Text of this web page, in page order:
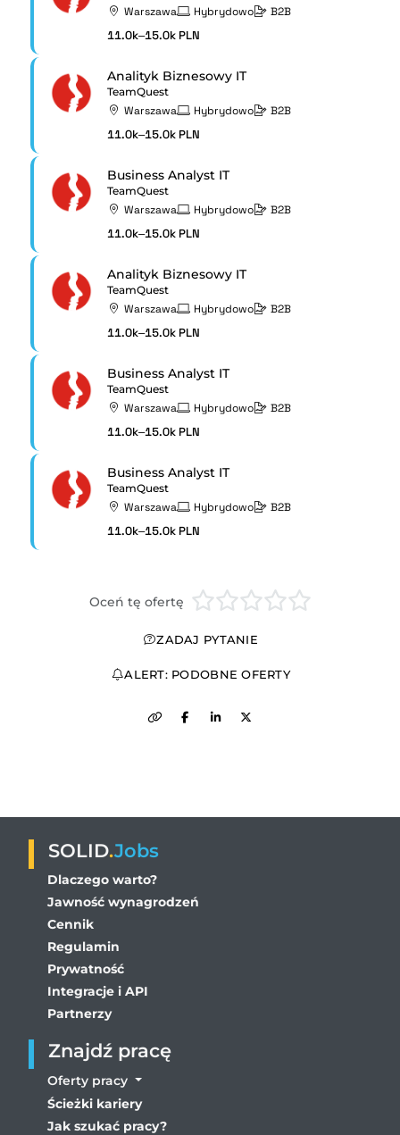
Warszawa Hybrydowo B2B
11.0k–15.0k PLN
Analityk Biznesowy IT
TeamQuest
Warszawa Hybrydowo B2B
11.0k–15.0k PLN
Business Analyst IT
TeamQuest
Warszawa Hybrydowo B2B
11.0k–15.0k PLN
Analityk Biznesowy IT
TeamQuest
Warszawa Hybrydowo B2B
11.0k–15.0k PLN
Business Analyst IT
TeamQuest
Warszawa Hybrydowo B2B
11.0k–15.0k PLN
Business Analyst IT
TeamQuest
Warszawa Hybrydowo B2B
11.0k–15.0k PLN
Oceń tę ofertę
ZADAJ PYTANIE
ALERT: PODOBNE OFERTY
SOLID.Jobs
Dlaczego warto?
Jawność wynagrodzeń
Cennik
Regulamin
Prywatność
Integracje i API
Partnerzy
Znajdź pracę
Oferty pracy
Ścieżki kariery
Jak szukać pracy?